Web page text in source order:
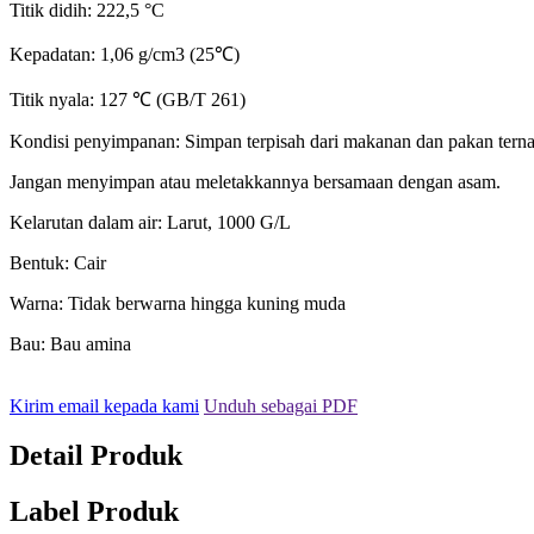
Titik didih: 222,5 °C
Kepadatan: 1,06 g/cm3 (25℃)
Titik nyala: 127 ℃ (GB/T 261)
Kondisi penyimpanan: Simpan terpisah dari makanan dan pakan
Jangan menyimpan atau meletakkannya bersamaan dengan asam.
Kelarutan dalam air: Larut, 1000 G/L
Bentuk: Cair
Warna: Tidak berwarna hingga kuning muda
Bau: Bau amina
Kirim email kepada kami Unduh sebagai PDF
Detail Produk
Label Produk